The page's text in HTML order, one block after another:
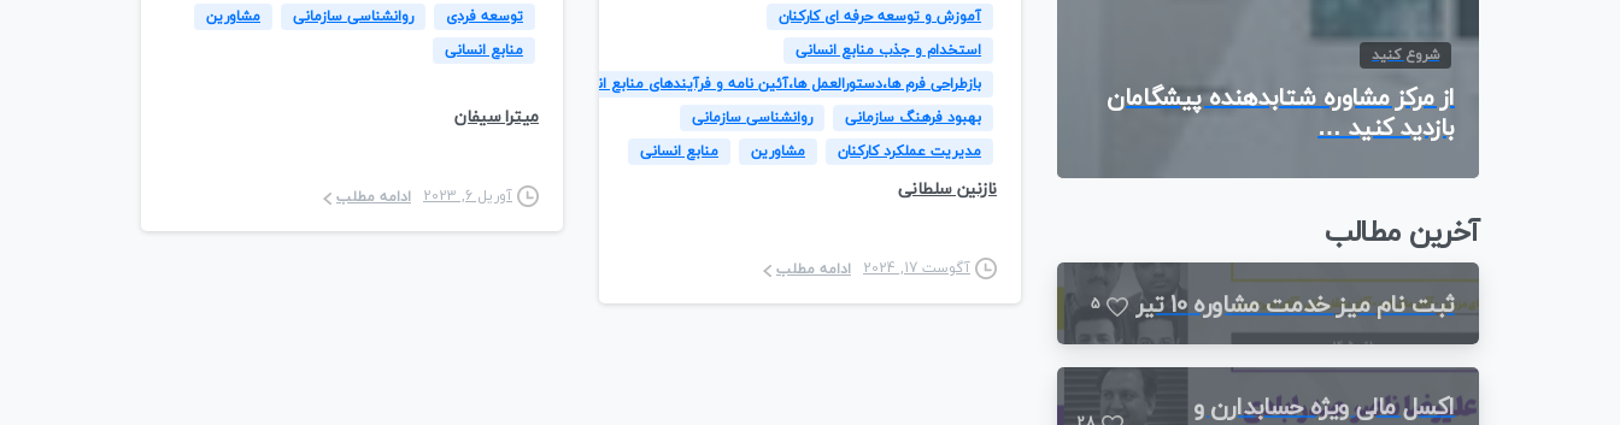
شروع کنید
از مرکز مشاوره شتابدهنده پیشگامان
بازدید کنید …
آخرین مطالب
ثبت نام میز خدمت مشاوره 10 تیر 5
اکسل مالی ویژه حسابدارن و
آموزش و توسعه حرفه ای کارکنان
استخدام و جذب منابع انسانی
بازطراحی فرم ها،دستورالعمل ها،آئین نامه و فرآیندهای منابع انسانی
بهبود فرهنگ سازمانی
روانشناسی سازمانی
مدیریت عملکرد کارکنان
مشاورین منابع انسانی
نازنین سلطانی
آگوست 17, 2024 ادامه مطلب
توسعه فردی روانشناسی سازمانی
مشاورین
منابع انسانی
میترا سیفان
آوریل 6, 2023 ادامه مطلب